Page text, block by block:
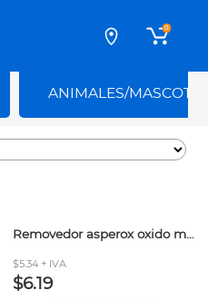
0
ANIMALES/
Removedor asperox oxido magic blue 1lt
$5.34 + IVA
$6.19